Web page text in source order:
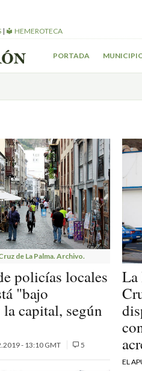
| HEMEROTECA
PORTADA
de La Palma. Archivo.
policías locales
"bajo
capital, según
- 13:10 GMT 5
La
EL